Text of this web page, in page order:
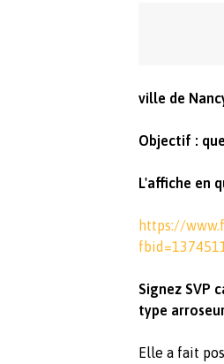
ville de
Objectif :
L'affiche en
https://
Signez SVP
type
Elle a fait